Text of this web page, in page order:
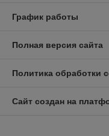
График работы
Полная версия сайта
Политика обработки
Сайт создан на